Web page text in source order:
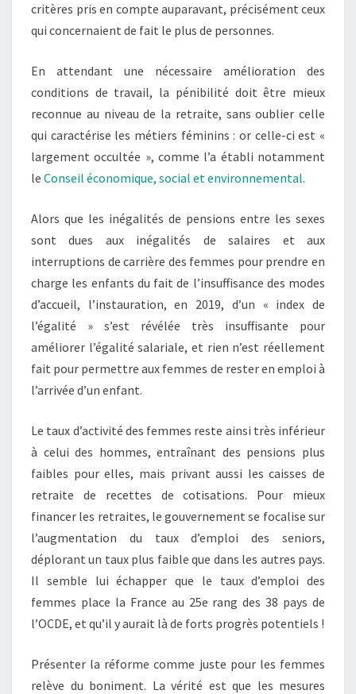
critères pris en compte auparavant, précisément ceux
qui concernaient de fait le plus de personnes.
En attendant une nécessaire amélioration des
conditions de travail, la pénibilité doit être mieux
reconnue au niveau de la retraite, sans oublier celle
qui caractérise les métiers féminins : or celle-ci est «
largement occultée », comme l’a établi notamment
le Conseil économique, social et environnemental.
Alors que les inégalités de pensions entre les sexes
sont dues aux inégalités de salaires et aux
interruptions de carrière des femmes pour prendre en
charge les enfants du fait de l’insuffisance des modes
d’accueil, l’instauration, en 2019, d’un « index de
l’égalité » s’est révélée très insuffisante pour
améliorer l’égalité salariale, et rien n’est réellement
fait pour permettre aux femmes de rester en emploi à
l’arrivée d’un enfant.
Le taux d’activité des femmes reste ainsi très inférieur
à celui des hommes, entraînant des pensions plus
faibles pour elles, mais privant aussi les caisses de
retraite de recettes de cotisations. Pour mieux
financer les retraites, le gouvernement se focalise sur
l’augmentation du taux d’emploi des seniors,
déplorant un taux plus faible que dans les autres pays.
Il semble lui échapper que le taux d’emploi des
femmes place la France au 25e rang des 38 pays de
l’OCDE, et qu’il y aurait là de forts progrès potentiels !
Présenter la réforme comme juste pour les femmes
relève du boniment. La vérité est que les mesures